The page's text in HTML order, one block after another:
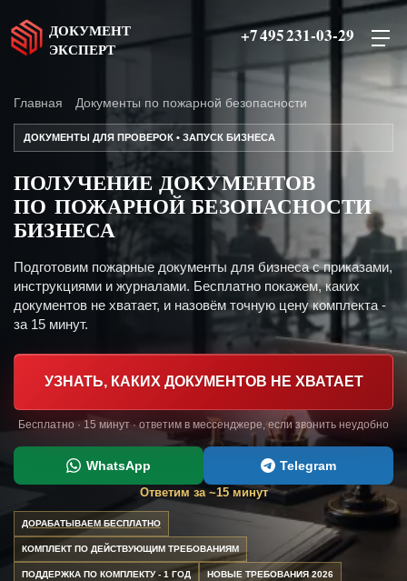
ДОКУМЕНТ
ЭКСПЕРТ
+7 495 231-03-29
Главная Документы по пожарной безопасности
ДОКУМЕНТЫ ДЛЯ ПРОВЕРОК • ЗАПУСК БИЗНЕСА
ПОЛУЧЕНИЕ ДОКУМЕНТОВ
ПО ПОЖАРНОЙ БЕЗОПАСНОСТИ
БИЗНЕСА
Подготовим пожарные документы для бизнеса с приказами,
инструкциями и журналами. Бесплатно покажем, каких
документов не хватает, и назовём точную цену комплекта -
за 15 минут.
УЗНАТЬ, КАКИХ ДОКУМЕНТОВ НЕ ХВАТАЕТ
Бесплатно · 15 минут · ответим в мессенджере, если звонить неудобно
WhatsApp Telegram
Ответим за ~15 минут
ДОРАБАТЫВАЕМ БЕСПЛАТНО
КОМПЛЕКТ ПО ДЕЙСТВУЮЩИМ ТРЕБОВАНИЯМ
ПОДДЕРЖКА ПО КОМПЛЕКТУ - 1 ГОД НОВЫЕ ТРЕБОВАНИЯ 2026